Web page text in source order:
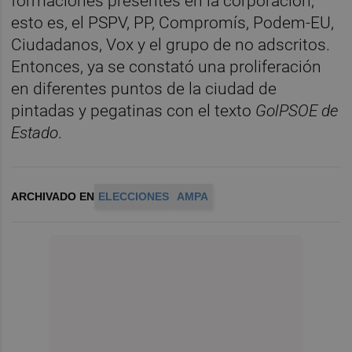
esto es, el PSPV, PP, Compromís, Podem-EU,
Ciudadanos, Vox y el grupo de no adscritos.
Entonces, ya se constató una proliferación
en diferentes puntos de la ciudad de
pintadas y pegatinas con el texto GolPSOE de
Estado.
ARCHIVADO EN ELECCIONES AMPA